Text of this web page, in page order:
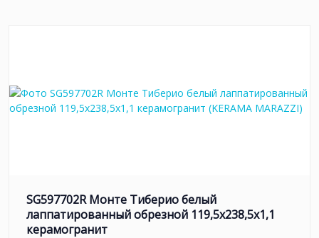
SG597702R Монте Тиберио белый
лаппатированный обрезной 119,5x238,5x1,1
керамогранит